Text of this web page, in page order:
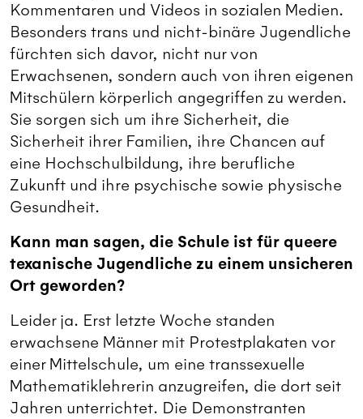
Kommentaren und Videos in sozialen Medien.
Besonders trans und nicht-binäre Jugendliche
fürchten sich davor, nicht nur von
Erwachsenen, sondern auch von ihren eigenen
Mitschülern körperlich angegriffen zu werden.
Sie sorgen sich um ihre Sicherheit, die
Sicherheit ihrer Familien, ihre Chancen auf
eine Hochschulbildung, ihre berufliche
Zukunft und ihre psychische sowie physische
Gesundheit.
Kann man sagen, die Schule ist für queere
texanische Jugendliche zu einem unsicheren
Ort geworden?
Leider ja. Erst letzte Woche standen
erwachsene Männer mit Protestplakaten vor
einer Mittelschule, um eine transsexuelle
Mathematiklehrerin anzugreifen, die dort seit
Jahren unterrichtet. Die Demonstranten